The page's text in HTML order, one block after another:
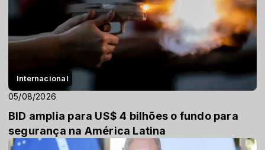
Internacional
05/08/2026
BID amplia para US$ 4 bilhões o fundo para
segurança na América Latina